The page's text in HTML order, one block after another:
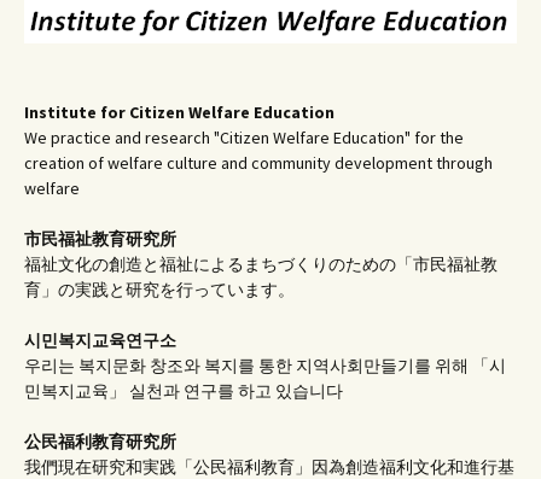
Institute for Citizen Welfare Education
We practice and research "Citizen Welfare Education" for the
creation of welfare culture and community development through
welfare
市民福祉教育研究所
福祉文化の創造と福祉によるまちづくりのための「市民福祉教
育」の実践と研究を行っています。
시민복지교육연구소
우리는 복지문화 창조와 복지를 통한 지역사회만들기를 위해 「시
민복지교육」 실천과 연구를 하고 있습니다
公民福利教育研究所
我們現在研究和実践「公民福利教育」因為創造福利文化和進行基